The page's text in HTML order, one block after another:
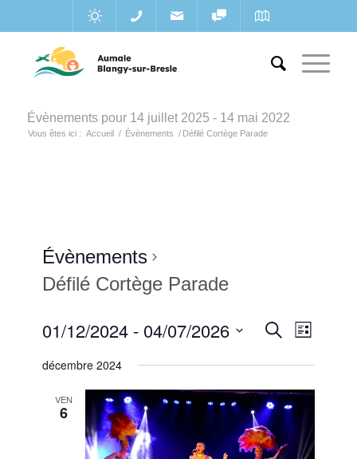
Évènements pour 14 juillet 2025 - 14 mai 2022
Vous êtes ici : Accueil / Évènements / Défilé Cortège Parade
Évènements
Défilé Cortège Parade
de
vues
Recherche
vues
Liste
01/12/2024 - 04/07/2026
une
décembre 2024
VEN
6